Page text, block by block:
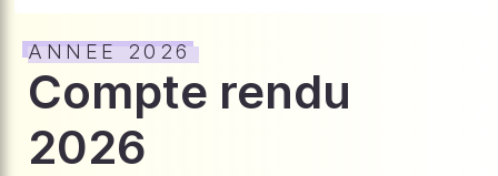
ANNEE 2026
Compte rendu
2026